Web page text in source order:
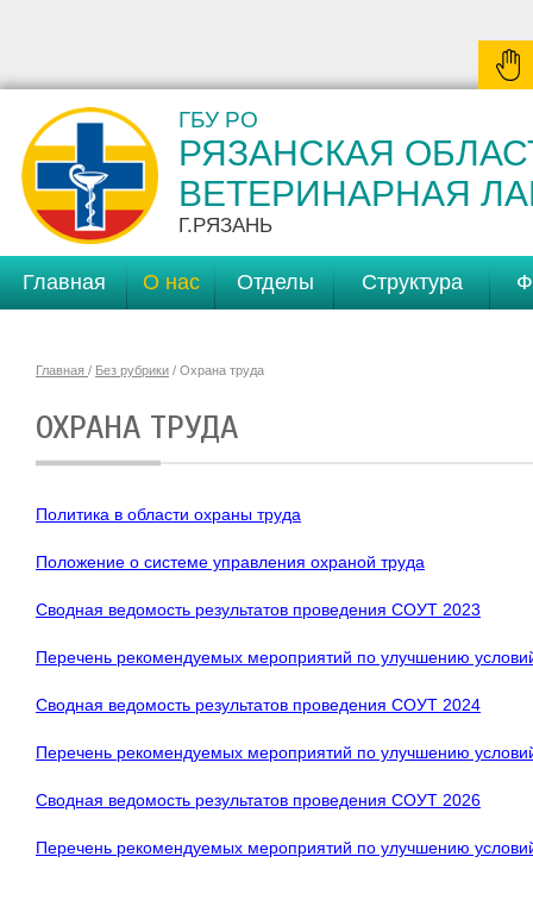
ГБУ РО
РЯЗАНСКАЯ
ВЕТЕРИНАРНАЯ
Г.РЯЗАНЬ
Главная О нас Отделы Структура
Главная / Без рубрики / Охрана труда
ОХРАНА ТРУДА
Политика в области охраны труда
Положение о системе управления охраной труда
Сводная ведомость результатов проведения СОУТ 2023
Перечень рекомендуемых мероприятий по улучшению
Сводная ведомость результатов проведения СОУТ 2024
Перечень рекомендуемых мероприятий по улучшению
Сводная ведомость результатов проведения СОУТ 2026
Перечень рекомендуемых мероприятий по улучшению